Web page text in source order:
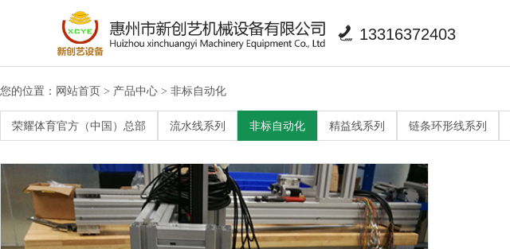
 13316372403
精益线系列 >
链条环形线系列 >
产品老化系列
工作台系列 >
您的位置： 网站首页 > 产品中心 > 非标自动化
荣耀体育官方（中国）总部 流水线系列 非标自动化 精益线系列 链条环形线系列